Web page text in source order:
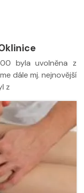
byla uvolněna z
dále mj. nejnovější
z